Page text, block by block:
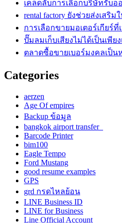
เคล็ดลับการเลือกบริษัทรับ
rental factory ยังช่วยส่งเสริ
การเลือกขายมอเตอร์เกียร์
ปั๊มลมเก็บเสียงไม่ได้เป็นเพี
ตลาดซื้อขายเบอร์มงคลเป็น
Categories
aerzen
Age Of empires
Backup ข้อมูล
bangkok airport transfer
Barcode Printer
bim100
Eagle Tempo
Ford Mustang
good resume examples
GPS
grd กรดไหลย้อน
LINE Business ID
LINE for Business
Line Official Account